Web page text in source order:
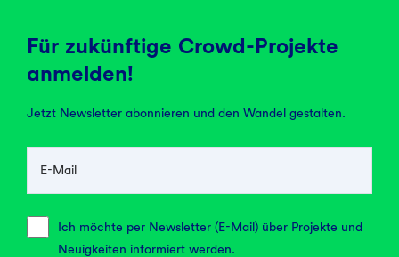
Für zukünftige Crowd-Projekte
anmelden!
Jetzt Newsletter abonnieren und den Wandel gestalten.
E-Mail
Ich möchte per Newsletter (E-Mail) über Projekte und
Neuigkeiten informiert werden.